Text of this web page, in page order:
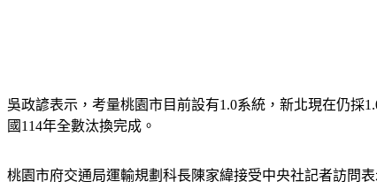
吳政諺表示，考量桃園市目前設有1.0系統，新北現在仍採
國114年全數汰換完成。
桃園市府交通局運輸規劃科長陳家緯接受中央社記者訪問